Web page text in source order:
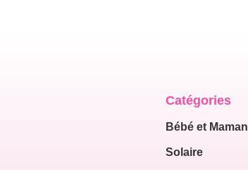
Catégories
Bébé et Maman
Solaire